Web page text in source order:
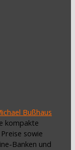
Bußhaus
kompakte
sowie
Banken und